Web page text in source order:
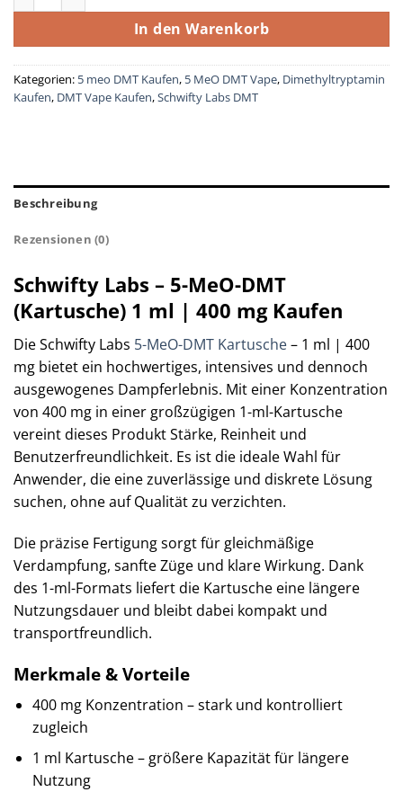
In den Warenkorb
Kategorien: 5 meo DMT Kaufen, 5 MeO DMT Vape, Dimethyltryptamin
Kaufen, DMT Vape Kaufen,Schwifty Labs DMT
Beschreibung
Rezensionen (0)
Schwifty Labs – 5-MeO-DMT
(Kartusche) 1 ml | 400 mg Kaufen
Die Schwifty Labs 5-MeO-DMT Kartusche– 1 ml | 400
mg bietet ein hochwertiges, intensives und dennoch
ausgewogenes Dampferlebnis. Mit einer Konzentration
von 400 mg in einer großzügigen 1-ml-Kartusche
vereint dieses Produkt Stärke, Reinheit und
Benutzerfreundlichkeit. Es ist die ideale Wahl für
Anwender, die eine zuverlässige und diskrete Lösung
suchen, ohne auf Qualität zu verzichten.
Die präzise Fertigung sorgt für gleichmäßige
Verdampfung, sanfte Züge und klare Wirkung. Dank
des 1-ml-Formats liefert die Kartusche eine längere
Nutzungsdauer und bleibt dabei kompakt und
transportfreundlich.
Merkmale & Vorteile
400 mg Konzentration – stark und kontrolliert
zugleich
1 ml Kartusche – größere Kapazität für längere
Nutzung